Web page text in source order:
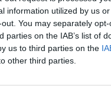
information utilized by us
You may separately
on the IAB’s list of
us to third parties on the
other third parties.